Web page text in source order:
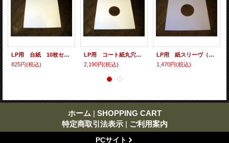
LP用 台紙 10枚セット
825円(税込)
LP用 コート紙丸穴ジャケ 10枚セット
2,190円(税込)
LP用 紙スリーヴ（レギュラー 四角の角） 10枚セット
1,470円(税込)
ホーム | SHOPPING CART
特定商取引法表示 | ご利用案内
PCサイト